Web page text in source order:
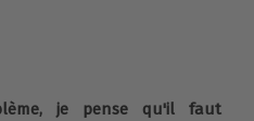
je pense qu'il faut